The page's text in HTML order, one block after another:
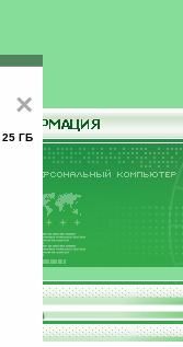
25
×
25 ГБ